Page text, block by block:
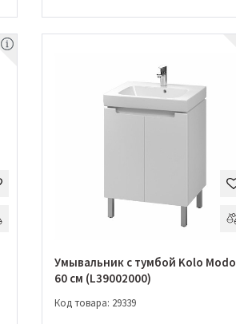
Умывальник с тумбой Kolo Modo
60 см (L39002000)
Код товара: 29339